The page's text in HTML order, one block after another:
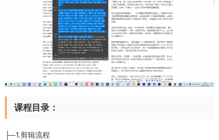
课程目录：
├─1.剪辑流程